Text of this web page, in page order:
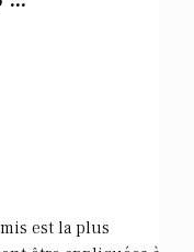
est la plus